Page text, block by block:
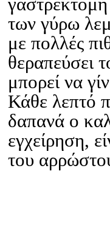
των γύρω
με πολλές
θεραπεύσει
μπορεί να
Κάθε λεπτό
δαπανά ο
εγχείρηση,
του